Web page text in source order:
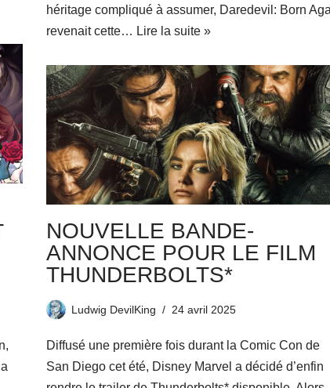
héritage compliqué à assumer, Daredevil: Born
revenait cette… Lire la suite »
NOUVELLE BANDE-
ANNONCE POUR LE FILM
THUNDERBOLTS*
Ludwig DevilKing 24 avril 2025
Diffusé une première fois durant la Comic Con de
San Diego cet été, Disney Marvel a décidé d’enfin